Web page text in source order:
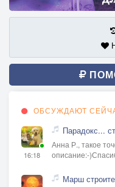
ОБСУЖДАЮТ
16:18
Парадокс...
Анна Р., такое
описание:-
Марш